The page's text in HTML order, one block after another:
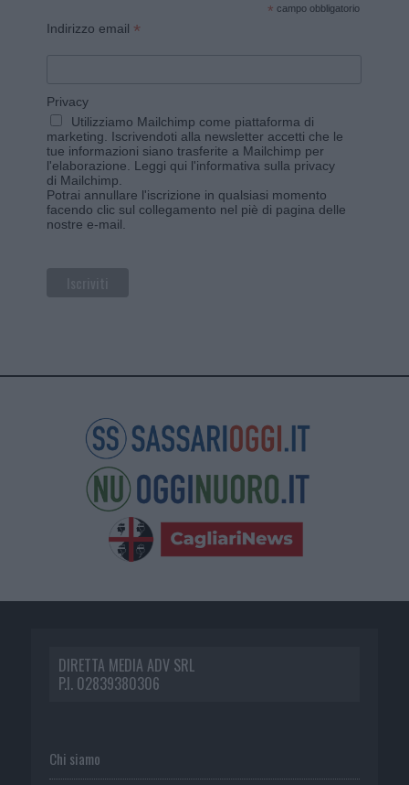
* campo obbligatorio
Indirizzo email *
Privacy
Utilizziamo Mailchimp come piattaforma di
marketing. Iscrivendoti alla newsletter accetti che le
tue informazioni siano trasferite a Mailchimp per
l'elaborazione. Leggi qui l'informativa sulla privacy
di Mailchimp
Potrai annullare l'iscrizione in qualsiasi momento
facendo clic sul collegamento nel piè di pagina delle
nostre e-mail.
DIRETTA MEDIA ADV SRL
P.I. 02839380306
Chi siamo